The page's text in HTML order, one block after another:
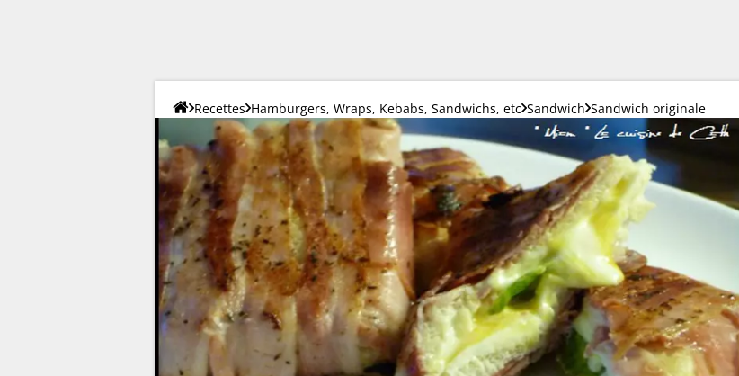
Recettes Hamburgers, Wraps, Kebabs, Sandwichs, etc Sandwich Sandwich originale